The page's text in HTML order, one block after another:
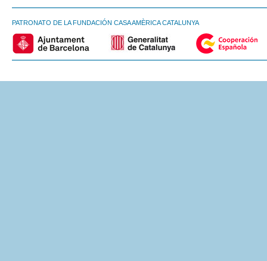
PATRONATO DE LA FUNDACIÓN CASA AMÈRICA CATALUNYA